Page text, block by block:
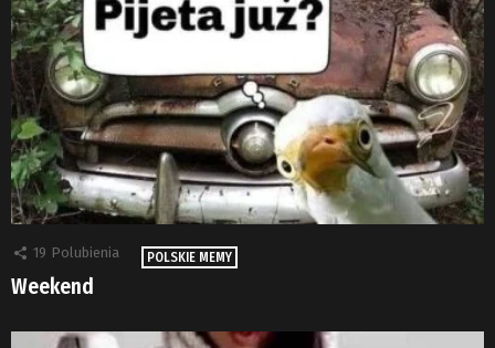
19 Polubienia POLSKIE MEMY
Weekend